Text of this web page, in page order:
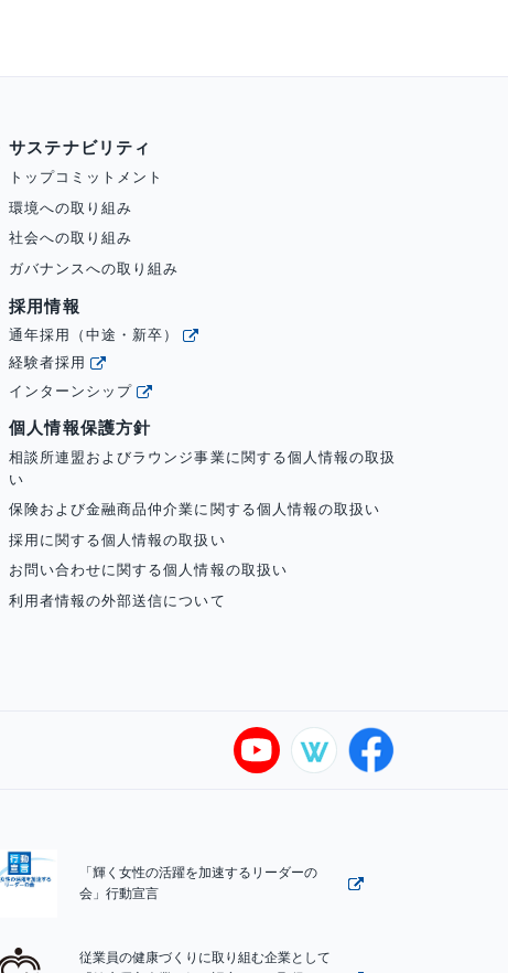
サステナビリティ
トップコミットメント
環境への取り組み
社会への取り組み
ガバナンスへの取り組み
採用情報
通年採用（中途・新卒）
経験者採用
インターンシップ
個人情報保護方針
相談所連盟およびラウンジ事業に関する個人情報の取扱
い
保険および金融商品仲介業に関する個人情報の取扱い
採用に関する個人情報の取扱い
お問い合わせに関する個人情報の取扱い
利用者情報の外部送信について
「輝く女性の活躍を加速するリーダーの
会」行動宣言
従業員の健康づくりに取り組む企業として